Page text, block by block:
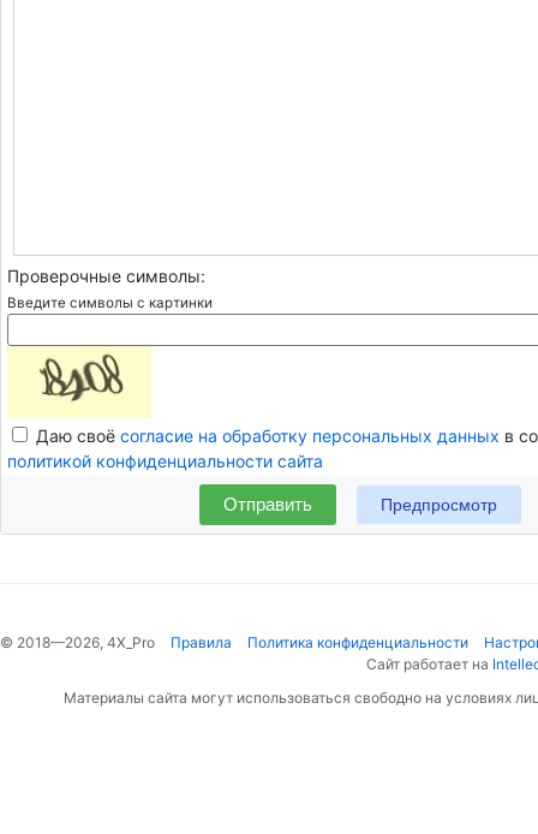
Проверочные символы:
Введите символы с картинки
Даю своё согласие на обработку персональных данных в
политикой конфиденциальности сайта
Отправить
© 2018—2026, 4X_Pro Правила Политика конфиденциальности
Сайт работает на
Материалы сайта могут использоваться свободно на условиях